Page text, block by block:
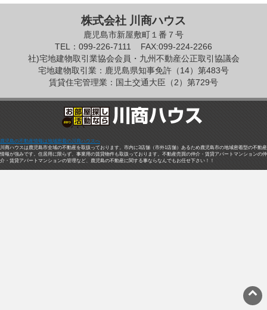
株式会社 川商ハウス
鹿児島市新屋敷町１番７号
TEL：099-226-7111
FAX:099-224-2266
社)宅地建物取引業協会会員・九州不動産公正取引協議会
宅地建物取引業：鹿児島県知事免許（14）第483号
賃貸住宅管理業：国土交通大臣（2）第729号
鹿児島の不動産情報は地域密着の川商ハウスへ
川商ハウスは鹿児島市全域の不動産を取扱っております。市内に3店舗（市外1店舗）あるため鹿児島市の地域密着型の不動産
情報が強みです。住居用に限らず、事業用の賃貸物件も取扱っております。不動産売買の仲介・賃貸アパートマンションの仲
介・賃貸アパートマンションの管理など、鹿児島の不動産に関する事ならなんでもお任せ下さい！！